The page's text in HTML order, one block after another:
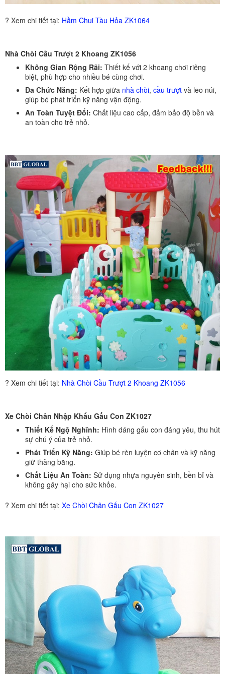
? Xem chi tiết tại: Hầm Chui Tàu Hỏa ZK1064
Nhà Chòi Cầu Trượt 2 Khoang ZK1056
Không Gian Rộng Rãi: Thiết kế với 2 khoang chơi riêng
biệt, phù hợp cho nhiều bé cùng chơi.
Đa Chức Năng: Kết hợp giữa nhà chòi, cầu trượt và leo núi,
giúp bé phát triển kỹ năng vận động.
An Toàn Tuyệt Đối: Chất liệu cao cấp, đảm bảo độ bền và
an toàn cho trẻ nhỏ.
? Xem chi tiết tại: Nhà Chòi Cầu Trượt 2 Khoang ZK1056
Xe Chòi Chân Nhập Khẩu Gấu Con ZK1027
Thiết Kế Ngộ Nghĩnh: Hình dáng gấu con đáng yêu, thu hút
sự chú ý của trẻ nhỏ.
Phát Triển Kỹ Năng: Giúp bé rèn luyện cơ chân và kỹ năng
giữ thăng bằng.
Chất Liệu An Toàn: Sử dụng nhựa nguyên sinh, bền bỉ và
không gây hại cho sức khỏe.
? Xem chi tiết tại: Xe Chòi Chân Gấu Con ZK1027